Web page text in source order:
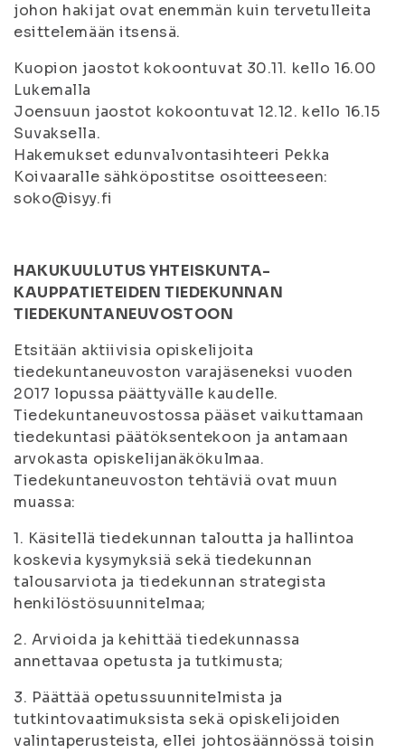
johon hakijat ovat enemmän kuin tervetulleita
esittelemään itsensä.
Kuopion jaostot kokoontuvat 30.11. kello 16.00
Lukemalla
Joensuun jaostot kokoontuvat 12.12. kello 16.15
Suvaksella.
Hakemukset edunvalvontasihteeri Pekka
Koivaaralle sähköpostitse osoitteeseen:
soko@isyy.fi
HAKUKUULUTUS YHTEISKUNTA-
KAUPPATIETEIDEN TIEDEKUNNAN
TIEDEKUNTANEUVOSTOON
Etsitään aktiivisia opiskelijoita
tiedekuntaneuvoston varajäseneksi vuoden
2017 lopussa päättyvälle kaudelle.
Tiedekuntaneuvostossa pääset vaikuttamaan
tiedekuntasi päätöksentekoon ja antamaan
arvokasta opiskelijanäkökulmaa.
Tiedekuntaneuvoston tehtäviä ovat muun
muassa:
1. Käsitellä tiedekunnan taloutta ja hallintoa
koskevia kysymyksiä sekä tiedekunnan
talousarviota ja tiedekunnan strategista
henkilöstösuunnitelmaa;
2. Arvioida ja kehittää tiedekunnassa
annettavaa opetusta ja tutkimusta;
3. Päättää opetussuunnitelmista ja
tutkintovaatimuksista sekä opiskelijoiden
valintaperusteista, ellei johtosäännössä toisin